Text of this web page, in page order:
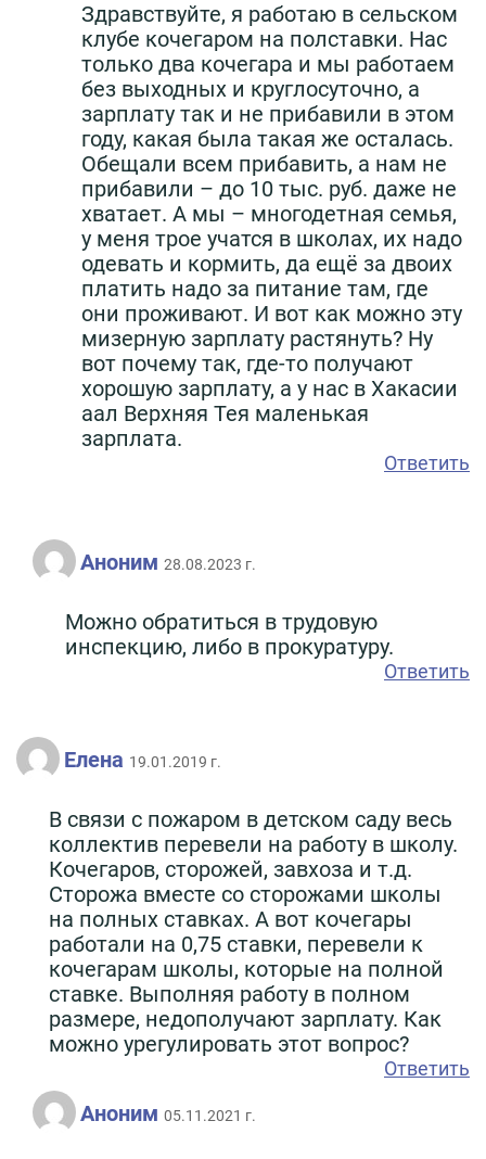
Здравствуйте, я работаю в сельском
клубе кочегаром на полставки. Нас
только два кочегара и мы работаем
без выходных и круглосуточно, а
зарплату так и не прибавили в этом
году, какая была такая же осталась.
Обещали всем прибавить, а нам не
прибавили – до 10 тыс. руб. даже не
хватает. А мы – многодетная семья,
у меня трое учатся в школах, их надо
одевать и кормить, да ещё за двоих
платить надо за питание там, где
они проживают. И вот как можно эту
мизерную зарплату растянуть? Ну
вот почему так, где-то получают
хорошую зарплату, а у нас в Хакасии
аал Верхняя Тея маленькая
зарплата.
Ответить
Аноним 28.08.2023 г.
Можно обратиться в трудовую
инспекцию, либо в прокуратуру.
Ответить
Елена 19.01.2019 г.
В связи с пожаром в детском саду весь
коллектив перевели на работу в школу.
Кочегаров, сторожей, завхоза и т.д.
Сторожа вместе со сторожами школы
на полных ставках. А вот кочегары
работали на 0,75 ставки, перевели к
кочегарам школы, которые на полной
ставке. Выполняя работу в полном
размере, недополучают зарплату. Как
можно урегулировать этот вопрос?
Ответить
Аноним 05.11.2021 г.